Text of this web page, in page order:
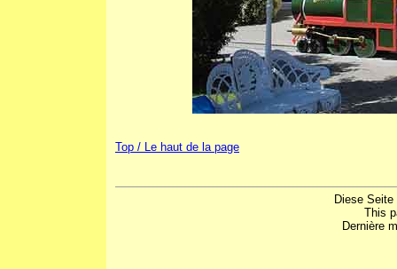
Top / Le haut de la page
Diese
This
Dernière